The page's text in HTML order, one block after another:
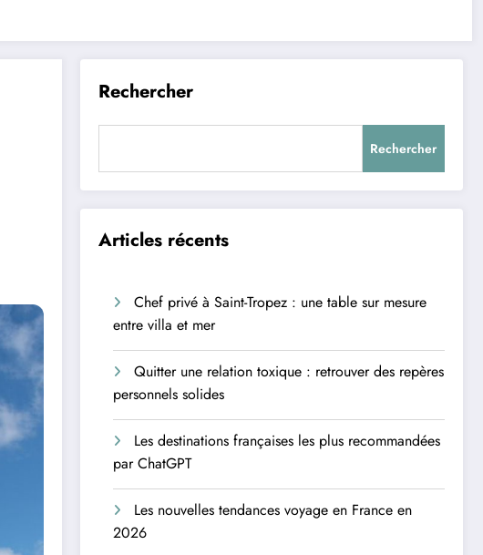
Rechercher
Rechercher
Articles récents
Chef privé à Saint-Tropez : une table sur mesure
entre villa et mer
Quitter une relation toxique : retrouver des repères
personnels solides
Les destinations françaises les plus recommandées
par ChatGPT
Les nouvelles tendances voyage en France en
2026